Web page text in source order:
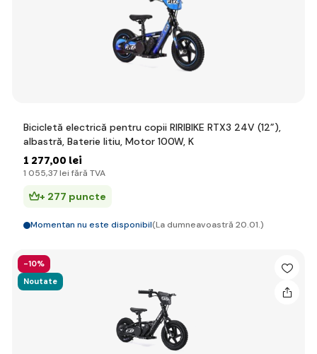
Bicicletă electrică pentru copii RIRIBIKE RTX3 24V (12”),
albastră, Baterie litiu, Motor 100W, K
1 277,00 lei
1 055,37 lei fără TVA
+ 277 puncte
Momentan nu este disponibil(La dumneavoastră 20.01.)
-10%
Noutate